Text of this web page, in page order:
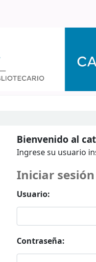
Bienvenido al
Ingrese su usuario
Iniciar sesión
Usuario:
Contraseña: